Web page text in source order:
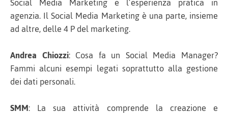
agenzia. Il Social Media Marketing è una parte, insieme
ad altre, delle 4 P del marketing.
Andrea Chiozzi: Cosa fa un Social Media Manager?
Fammi alcuni esempi legati soprattutto alla gestione
dei dati personali.
SMM: La sua attività comprende la creazione e